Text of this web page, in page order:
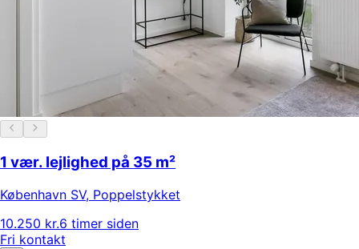
1 vær. lejlighed på 35 m²
København SV, Poppelstykket
10.250 kr.6 timer siden
Fri kontakt